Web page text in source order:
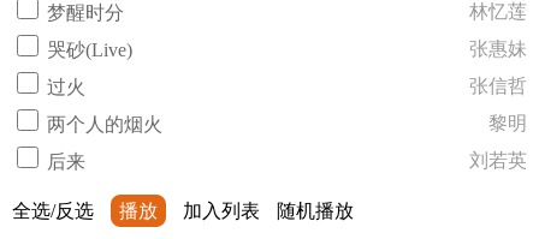
梦醒时分
林忆莲
哭砂(Live)
张惠妹
过火
张信哲
两个人的烟火
黎明
后来
刘若英
全选/反选 播放 加入列表 随机播放